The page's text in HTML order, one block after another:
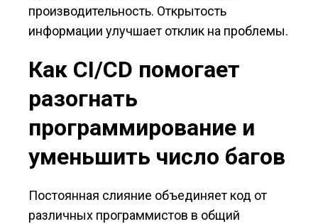
производительность. Открытость
информации улучшает отклик на проблемы.
Как CI/CD помогает
разогнать
программирование и
уменьшить число багов
Постоянная слияние объединяет код от
различных программистов в общий